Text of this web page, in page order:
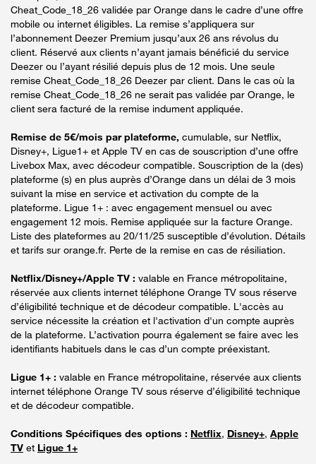
Cheat_Code_18_26 validée par Orange dans le cadre d’une offre
mobile ou internet éligibles. La remise s’appliquera sur
l’abonnement Deezer Premium jusqu’aux 26 ans révolus du
client. Réservé aux clients n’ayant jamais bénéficié du service
Deezer ou l’ayant résilié depuis plus de 12 mois. Une seule
remise Cheat_Code_18_26 Deezer par client. Dans le cas où la
remise Cheat_Code_18_26 ne serait pas validée par Orange, le
client sera facturé de la remise indument appliquée.
Remise de 5€/mois par plateforme, cumulable, sur Netflix,
Disney+, Ligue1+ et Apple TV en cas de souscription d’une offre
Livebox Max, avec décodeur compatible. Souscription de la (des)
plateforme (s) en plus auprès d’Orange dans un délai de 3 mois
suivant la mise en service et activation du compte de la
plateforme. Ligue 1+ : avec engagement mensuel ou avec
engagement 12 mois. Remise appliquée sur la facture Orange.
Liste des plateformes au 20/11/25 susceptible d’évolution. Détails
et tarifs sur orange.fr. Perte de la remise en cas de résiliation.
Netflix/Disney+/Apple TV : valable en France métropolitaine,
réservée aux clients internet téléphone Orange TV sous réserve
d’éligibilité technique et de décodeur compatible. L'accès au
service nécessite la création et l'activation d'un compte auprès
de la plateforme. L’activation pourra également se faire avec les
identifiants habituels dans le cas d’un compte préexistant.
Ligue 1+ : valable en France métropolitaine, réservée aux clients
internet téléphone Orange TV sous réserve d’éligibilité technique
et de décodeur compatible.
Conditions Spécifiques des options : Netflix, Disney+, Apple
TV et Ligue 1+